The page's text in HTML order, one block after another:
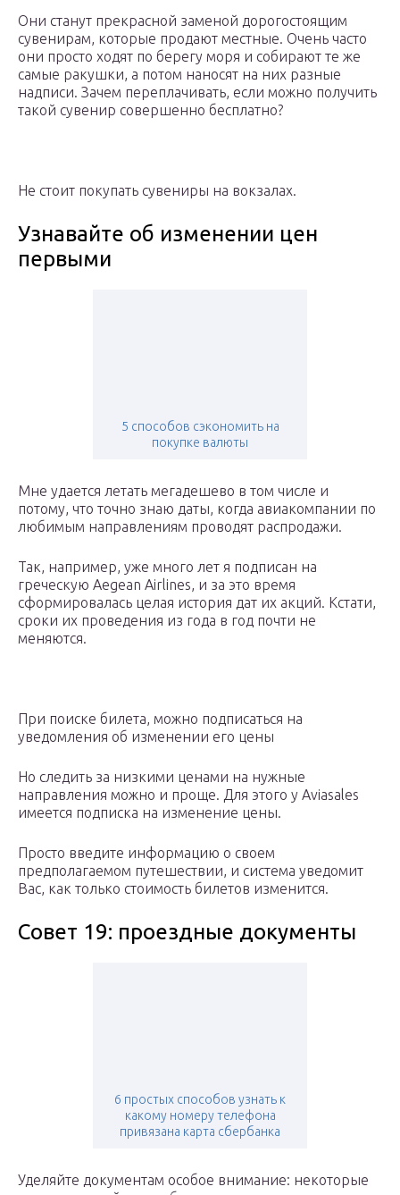
Они станут прекрасной заменой дорогостоящим
сувенирам, которые продают местные. Очень часто
они просто ходят по берегу моря и собирают те же
самые ракушки, а потом наносят на них разные
надписи. Зачем переплачивать, если можно получить
такой сувенир совершенно бесплатно?
Не стоит покупать сувениры на вокзалах.
Узнавайте об изменении цен
первыми
5 способов сэкономить на
покупке валюты
Мне удается летать мегадешево в том числе и
потому, что точно знаю даты, когда авиакомпании по
любимым направлениям проводят распродажи.
Так, например, уже много лет я подписан на
греческую Aegean Airlines, и за это время
сформировалась целая история дат их акций. Кстати,
сроки их проведения из года в год почти не
меняются.
При поиске билета, можно подписаться на
уведомления об изменении его цены
Но следить за низкими ценами на нужные
направления можно и проще. Для этого у Aviasales
имеется подписка на изменение цены.
Просто введите информацию о своем
предполагаемом путешествии, и система уведомит
Вас, как только стоимость билетов изменится.
Совет 19: проездные документы
6 простых способов узнать к
какому номеру телефона
привязана карта сбербанка
Уделяйте документам особое внимание: некоторые